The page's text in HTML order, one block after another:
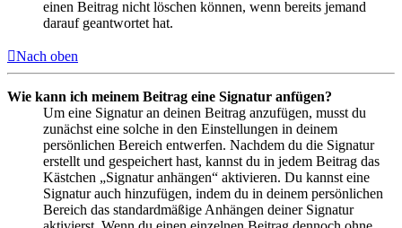
einen Beitrag nicht löschen können, wenn bereits jemand
darauf geantwortet hat.
Nach oben
Wie kann ich meinem Beitrag eine Signatur anfügen?
Um eine Signatur an deinen Beitrag anzufügen, musst du
zunächst eine solche in den Einstellungen in deinem
persönlichen Bereich entwerfen. Nachdem du die Signatur
erstellt und gespeichert hast, kannst du in jedem Beitrag das
Kästchen „Signatur anhängen“ aktivieren. Du kannst eine
Signatur auch hinzufügen, indem du in deinem persönlichen
Bereich das standardmäßige Anhängen deiner Signatur